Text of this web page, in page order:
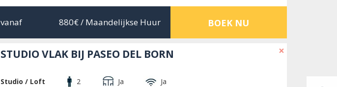
vanaf 880€/ Maandelijkse Huur BOEK NU
×
STUDIO VLAK BIJ PASEO DEL BORN
Studio / Loft 2 Ja
Ja